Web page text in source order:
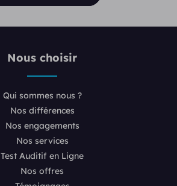
Nous choisir
Qui sommes nous ?
Nos différences
Nos engagements
Nos services
Test Auditif en Ligne
Nos offres